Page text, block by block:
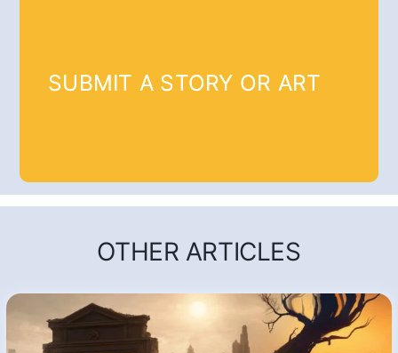
SUBMIT A STORY OR ART
OTHER ARTICLES